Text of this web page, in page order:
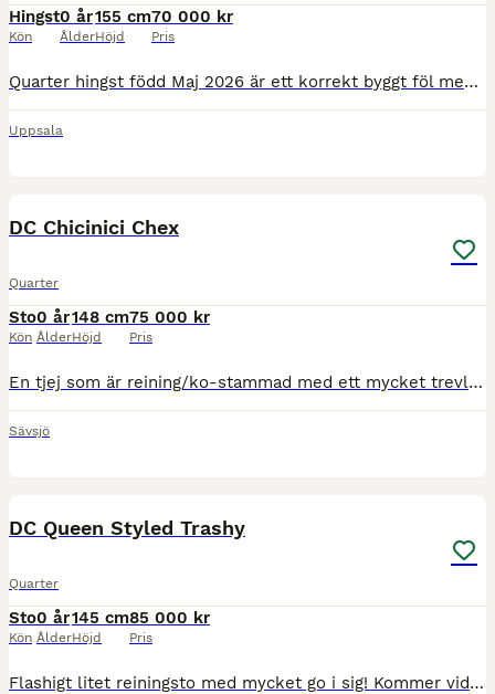
Hingst
Kön
0 år
Ålder
155 cm
Höjd
70 000 kr
Pris
Quarter hingst född Maj 2026 är ett korrekt byggt föl med stor fallenhet för de långsammare gångarterna. Kommer bli passande både för pleasure, Trail och horsemanship med kroppen och stammen att bli d
Uppsala
DC Chicinici Chex
Quarter
Sto
Kön
0 år
Ålder
148 cm
Höjd
75 000 kr
Pris
En tjej som är reining/ko-stammad med ett mycket trevligt psyke. Kommer vid leverans att vara registrerad i AQHA och ha pass. Är regelbundet verkad, avmaskad och transportvan. Åker mycket mellan våra
Sävsjö
DC Queen Styled Trashy
Quarter
Sto
Kön
0 år
Ålder
145 cm
Höjd
85 000 kr
Pris
Flashigt litet reiningsto med mycket go i sig! Kommer vid leverans att vara registrerad i AQHA och APHA och ha pass. Är regelbundet verkad, avmaskad och transportvan. Åker mycket mellan våra olika be